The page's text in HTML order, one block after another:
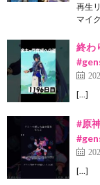
再生
マイ
終わ
[…]
#原
[…]